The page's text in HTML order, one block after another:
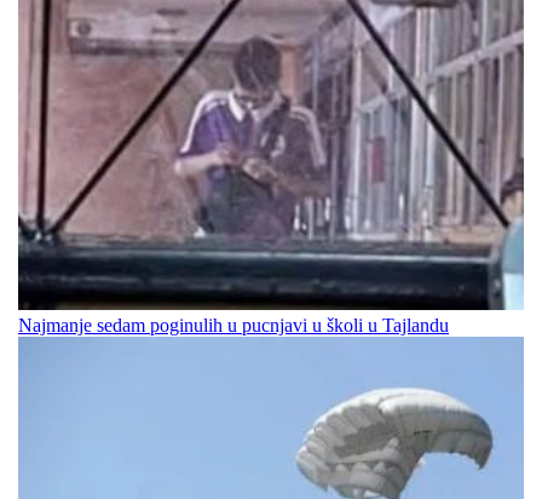
Najmanje sedam poginulih u pucnjavi u školi u Tajlandu